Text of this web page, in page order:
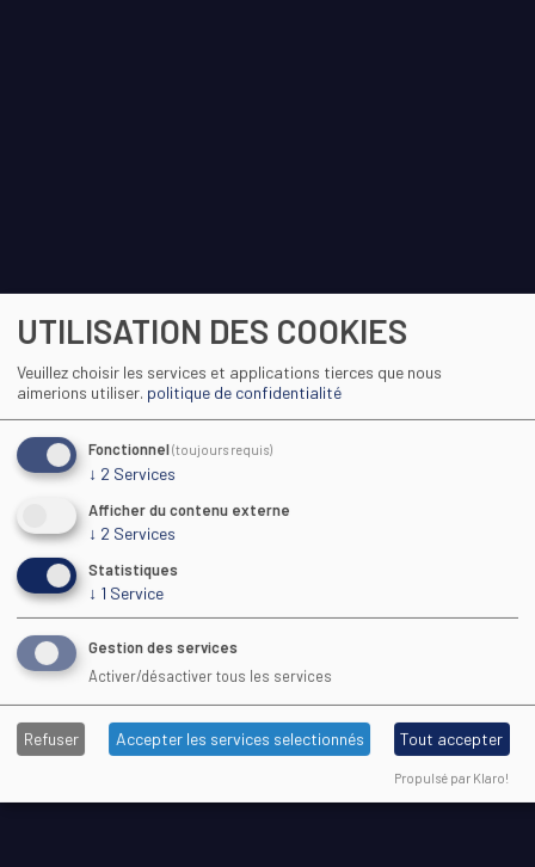
UTILISATION DES COOKIES
Veuillez choisir les services et applications tierces que nous
aimerions utiliser. politique de confidentialité
Fonctionnel(toujours requis)
↓ 2 Services
Afficher du contenu externe
↓ 2 Services
Statistiques
↓ 1 Service
Gestion des services
Activer/désactiver tous les services
Refuser Accepter les services selectionnés Tout accepter
Propulsé par Klaro!